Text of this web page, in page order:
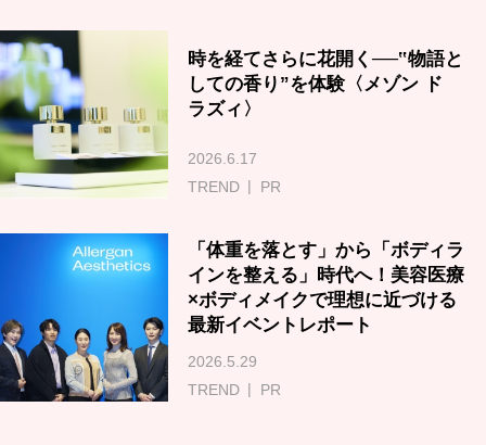
時を経てさらに花開く──‟物語と
しての香り”を体験〈メゾン ド
ラズィ〉
2026.6.17
TREND
PR
「体重を落とす」から「ボディラ
インを整える」時代へ！美容医療
×ボディメイクで理想に近づける
最新イベントレポート
2026.5.29
TREND
PR